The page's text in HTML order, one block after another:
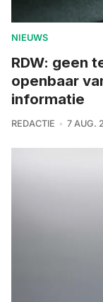
NIEUWS
RDW: geen
openbaar
informatie
REDACTIE 7 AUG.